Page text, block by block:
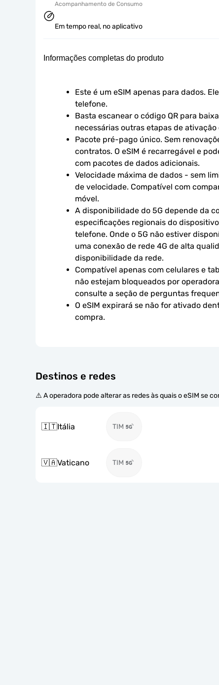
Acompanhamento de Consumo
Em tempo real, no aplicativo
Informações completas do produto
Este é um eSIM apenas para dados.
telefone.
Basta escanear o código QR para
necessárias outras etapas de ativação
Pacote pré-pago único. Sem
contratos. O eSIM é recarregável e
com pacotes de dados adicionais.
Velocidade máxima de dados - sem
de velocidade. Compatível com
móvel.
A disponibilidade do 5G depende da
especificações regionais do
telefone. Onde o 5G não estiver
uma conexão de rede 4G de alta
disponibilidade da rede.
Compatível apenas com celulares e
não estejam bloqueados por
consulte a seção de perguntas
O eSIM expirará se não for ativado
compra.
Destinos e redes
⚠️ A operadora pode alterar as redes às quais o eSIM se
🇮🇹Itália TIM
🇻🇦Vaticano TIM